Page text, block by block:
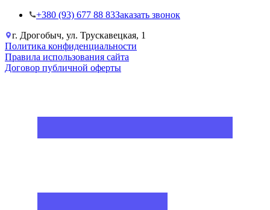
+38‎0 (93) 677 88 83Заказать звонок
г. Дрогобыч, ул. Трускавецкая, 1
Политика конфиденциальности
Правила использования сайта
Договор публичной оферты